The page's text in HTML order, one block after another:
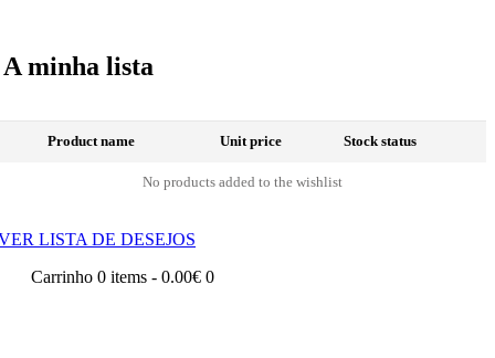
A minha lista
Product name Unit price Stock status
No products added to the wishlist
LISTA DE DESEJOS
Carrinho 0 items - 0.00€ 0